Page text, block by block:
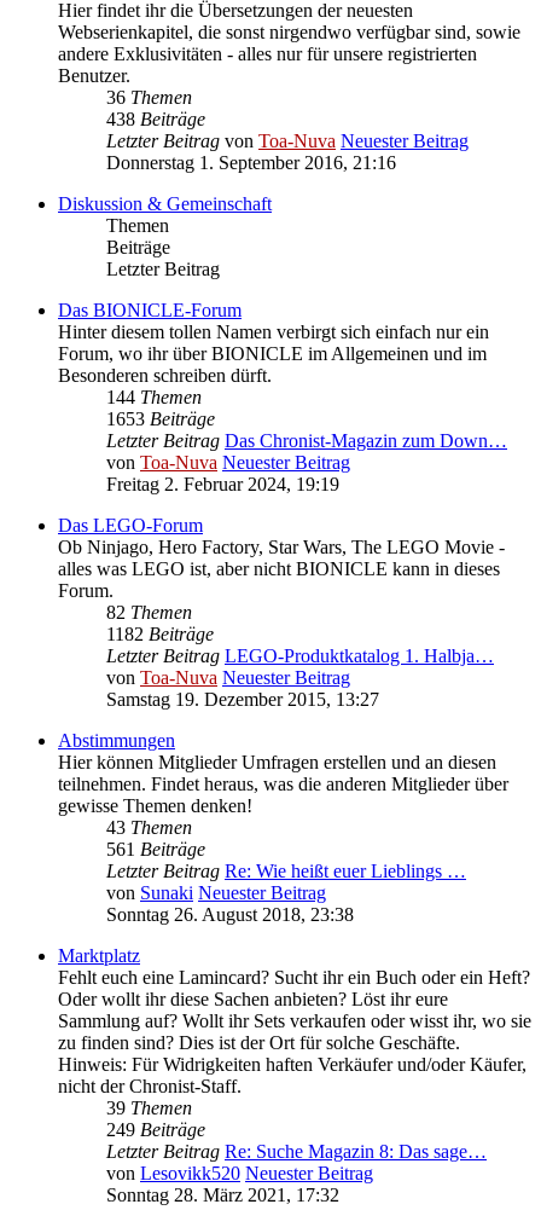
Hier findet ihr die Übersetzungen der neuesten
Webserienkapitel, die sonst nirgendwo verfügbar sind, sowie
andere Exklusivitäten - alles nur für unsere registrierten
Benutzer.
36 Themen
438 Beiträge
Letzter Beitrag von Toa-Nuva Neuester Beitrag
Donnerstag 1. September 2016, 21:16
Diskussion & Gemeinschaft
Themen
Beiträge
Letzter Beitrag
Das BIONICLE-Forum
Hinter diesem tollen Namen verbirgt sich einfach nur ein
Forum, wo ihr über BIONICLE im Allgemeinen und im
Besonderen schreiben dürft.
144 Themen
1653 Beiträge
Letzter Beitrag Das Chronist-Magazin zum Down…
von Toa-Nuva Neuester Beitrag
Freitag 2. Februar 2024, 19:19
Das LEGO-Forum
Ob Ninjago, Hero Factory, Star Wars, The LEGO Movie -
alles was LEGO ist, aber nicht BIONICLE kann in dieses
Forum.
82 Themen
1182 Beiträge
Letzter Beitrag LEGO-Produktkatalog 1. Halbja…
von Toa-Nuva Neuester Beitrag
Samstag 19. Dezember 2015, 13:27
Abstimmungen
Hier können Mitglieder Umfragen erstellen und an diesen
teilnehmen. Findet heraus, was die anderen Mitglieder über
gewisse Themen denken!
43 Themen
561 Beiträge
Letzter Beitrag Re: Wie heißt euer Lieblings …
von Sunaki Neuester Beitrag
Sonntag 26. August 2018, 23:38
Marktplatz
Fehlt euch eine Lamincard? Sucht ihr ein Buch oder ein Heft?
Oder wollt ihr diese Sachen anbieten? Löst ihr eure
Sammlung auf? Wollt ihr Sets verkaufen oder wisst ihr, wo sie
zu finden sind? Dies ist der Ort für solche Geschäfte.
Hinweis: Für Widrigkeiten haften Verkäufer und/oder Käufer,
nicht der Chronist-Staff.
39 Themen
249 Beiträge
Letzter Beitrag Re: Suche Magazin 8: Das sage…
von Lesovikk520 Neuester Beitrag
Sonntag 28. März 2021, 17:32